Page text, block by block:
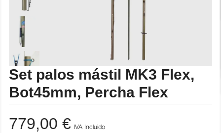
Set palos mástil MK3 Flex,
Bot45mm, Percha Flex
779,00€ IVA Incluido